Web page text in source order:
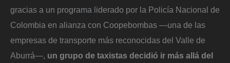
gracias a un programa liderado por la Policía Nacional de
Colombia en alianza con Coopebombas —una de las
empresas de transporte más reconocidas del Valle de
Aburrá—, un grupo de taxistas decidió ir más allá del